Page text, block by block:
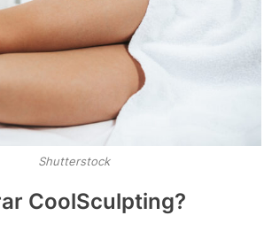
Shutterstock
CoolSculpting?